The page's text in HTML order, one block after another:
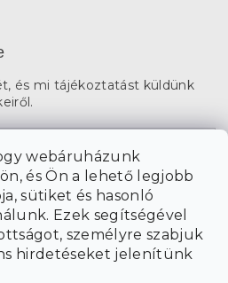
webáruházunk
és Ön a lehető legjobb
sütiket és hasonló
Ezek segítségével
személyre szabjuk
hirdetéseket jelenítünk
és mi tájékoztatást küldünk
egyetérteka személyes
.